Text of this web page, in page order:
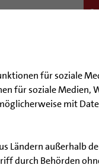
für soziale
für soziale Medien,
mit
Ländern außerhalb
durch Behörden
& HILFE BILDUNG
Abteilung Finanzen